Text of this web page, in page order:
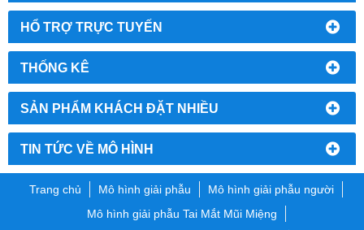
HỔ TRỢ TRỰC TUYẾN
THỐNG KÊ
SẢN PHẨM KHÁCH ĐẶT NHIỀU
TIN TỨC VỀ MÔ HÌNH
Trang chủ Mô hình giải phẫu
Mô hình giải phẫu người
Mô hình giải phẫu Tai Mắt Mũi Miệng